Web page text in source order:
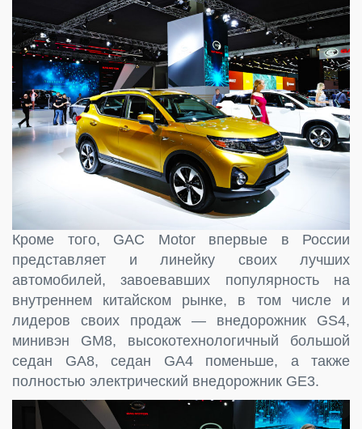
Кроме того, GAC Motor впервые в России
представляет и линейку своих лучших
автомобилей, завоевавших популярность на
внутреннем китайском рынке, в том числе и
лидеров своих продаж — внедорожник GS4,
минивэн GM8, высокотехнологичный большой
седан GA8, седан GA4 поменьше, а также
полностью электрический внедорожник GE3.